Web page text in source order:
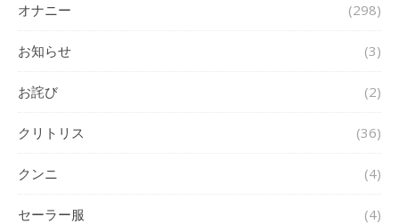
オナニー (298)
お知らせ (3)
お詫び (2)
クリトリス (36)
クンニ (4)
セーラー服 (4)